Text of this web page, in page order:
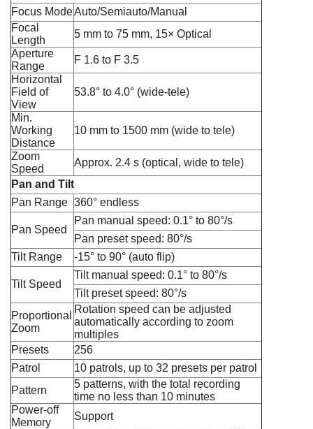
Focus ModeAuto/Semiauto/Manual
Focal
Length
5 mm to 75 mm, 15× Optical
Aperture
Range
F 1.6 to F 3.5
Horizontal
Field of
View
53.8° to 4.0° (wide-tele)
Min.
Working
Distance
10 mm to 1500 mm (wide to tele)
Zoom
Speed
Approx. 2.4 s (optical, wide to tele)
Pan and Tilt
Pan Range 360° endless
Pan Speed
Pan manual speed: 0.1° to 80°/s
Pan preset speed: 80°/s
Tilt Range
-15° to 90° (auto flip)
Tilt Speed
Tilt manual speed: 0.1° to 80°/s
Tilt preset speed: 80°/s
Proportional
Zoom
Rotation speed can be adjusted
automatically according to zoom
multiples
Presets
256
Patrol
10 patrols, up to 32 presets per patrol
Pattern
5 patterns, with the total recording
time no less than 10 minutes
Power-off
Memory
Support